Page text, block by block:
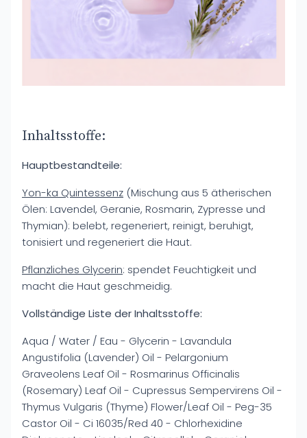
Inhaltsstoffe:
Hauptbestandteile:
Yon-ka Quintessenz (Mischung aus 5 ätherischen
Ölen: Lavendel, Geranie, Rosmarin, Zypresse und
Thymian): belebt, regeneriert, reinigt, beruhigt,
tonisiert und regeneriert die Haut.
Pflanzliches Glycerin: spendet Feuchtigkeit und
macht die Haut geschmeidig.
Vollständige Liste der Inhaltsstoffe:
Aqua / Water / Eau - Glycerin - Lavandula
Angustifolia (Lavender) Oil - Pelargonium
Graveolens Leaf Oil - Rosmarinus Officinalis
(Rosemary) Leaf Oil - Cupressus Sempervirens Oil -
Thymus Vulgaris (Thyme) Flower/Leaf Oil - Peg-35
Castor Oil - Ci 16035/Red 40 - Chlorhexidine